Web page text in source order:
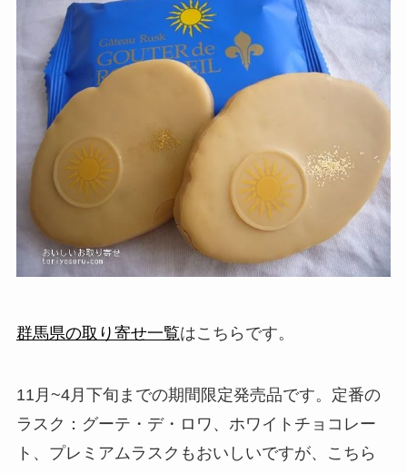
群馬県の取り寄せ一覧はこちらです。
11月~4月下旬までの期間限定発売品です。定番の
ラスク：グーテ・デ・ロワ、ホワイトチョコレー
ト、プレミアムラスクもおいしいですが、こちら